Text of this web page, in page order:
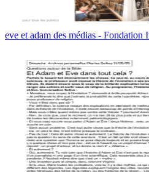
eve et adam des médias - Fondation